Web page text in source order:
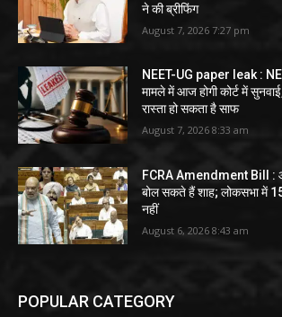
ने की ब्रीफिंग
August 7, 2026 7:27 pm
NEET-UG paper leak :
मामले में आज होगी कोर्ट में
रास्ता हो सकता है साफ
August 7, 2026 8:33 am
FCRA Amendment Bill :
बोल सकते हैं शाह; लोकसभा में
नहीं
August 6, 2026 8:43 am
POPULAR CATEGORY